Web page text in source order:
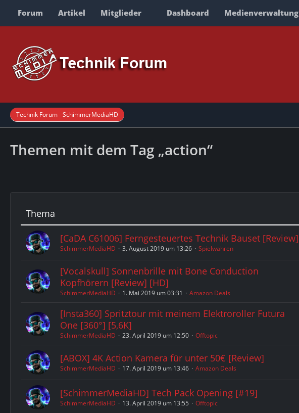
Forum Artikel Mitglieder Dashboard Medienverwaltung
Technik Forum - SchimmerMediaHD
Themen mit dem Tag „action“
Thema
[CaDA C61006] Ferngesteuertes Technik Bauset [Review]
SchimmerMediaHD 3. August 2019 um 13:26 Spielwahren
[Vocalskull] Sonnenbrille mit Bone Conduction
Kopfhörern [Review] [HD]
SchimmerMediaHD 1. Mai 2019 um 03:31 Amazon Deals
[Insta360] Spritztour mit meinem Elektroroller Futura
One [360°] [5,6K]
SchimmerMediaHD 23. April 2019 um 12:50 Offtopic
[ABOX] 4K Action Kamera für unter 50€ [Review]
SchimmerMediaHD 17. April 2019 um 13:46 Amazon Deals
[SchimmerMediaHD] Tech Pack Opening [#19]
SchimmerMediaHD 13. April 2019 um 13:55 Offtopic